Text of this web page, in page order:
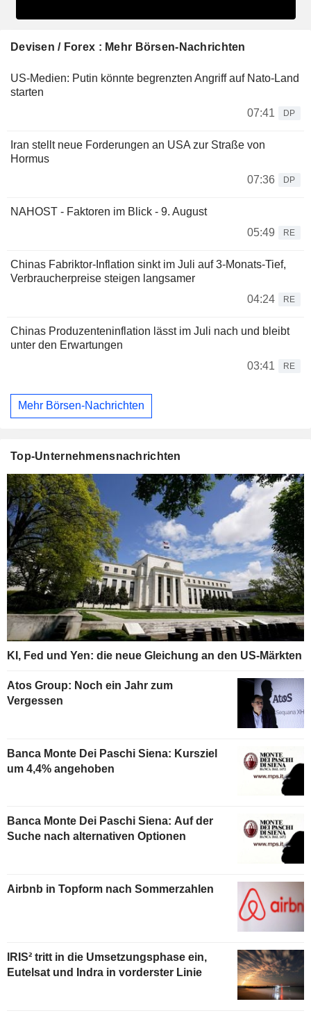
Devisen / Forex : Mehr Börsen-Nachrichten
US-Medien: Putin könnte begrenzten Angriff auf Nato-Land
starten
07:41
DP
Iran stellt neue Forderungen an USA zur Straße von
Hormus
07:36
DP
NAHOST - Faktoren im Blick - 9. August
05:49
RE
Chinas Fabriktor-Inflation sinkt im Juli auf 3-Monats-Tief,
Verbraucherpreise steigen langsamer
04:24
RE
Chinas Produzenteninflation lässt im Juli nach und bleibt
unter den Erwartungen
03:41
RE
Mehr Börsen-Nachrichten
Top-Unternehmensnachrichten
KI, Fed und Yen: die neue Gleichung an den US-Märkten
Atos Group: Noch ein Jahr zum
Vergessen
Banca Monte Dei Paschi Siena: Kursziel
um 4,4% angehoben
Banca Monte Dei Paschi Siena: Auf der
Suche nach alternativen Optionen
Airbnb in Topform nach Sommerzahlen
IRIS² tritt in die Umsetzungsphase ein,
Eutelsat und Indra in vorderster Linie